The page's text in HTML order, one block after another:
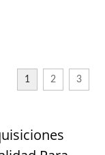
1 2 3